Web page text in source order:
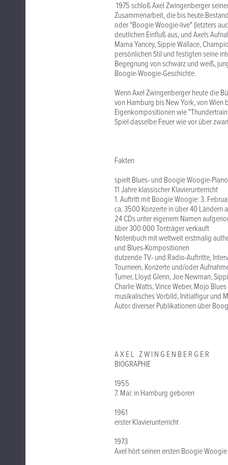
1975 schloß Axel Zwingenberger
Zusammenarbeit, die bis heute
oder "Boogie Woogie-live" (letzters
deutlichen Einfluß aus, und Axels
Mama Yancey, Sippie Wallace,
persönlichen Stil und festigten seine
Begegnung von schwarz und weiß,
Boogie-Woogie-Geschichte.
Wenn Axel Zwingenberger heute die
von Hamburg bis New York, von
Eigenkompositionen wie
Spiel dasselbe Feuer wie vor über
Fakten
spielt Blues- und Boogie Woogie-Piano
11 Jahre klassischer Klavierunterricht
1. Auftritt mit Boogie Woogie: 3.
ca. 3500 Konzerte in über 40 Ländern
24 CDs unter eigenem Namen
über 300 000 Tonträger verkauft
Notenbuch mit weltweit erstmalig
und Blues-Kompositionen
dutzende TV- und Radio-Auftritte,
Tourneen, Konzerte und/oder
Turner, Lloyd Glenn, Joe Newman,
Charlie Watts, Vince Weber, Mojo
musikalisches Vorbild, Initialfigur und
Autor diverser Publikationen über
A X E L Z W I N G E N B E R G E R
BIOGRAPHIE
1955
7. Mai: in Hamburg geboren
1961
erster Klavierunterricht
1973
Axel hört seinen ersten Boogie